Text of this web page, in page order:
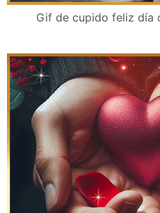
Gif de cupido feliz día